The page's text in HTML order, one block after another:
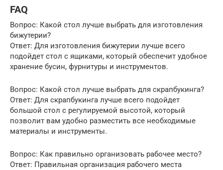
FAQ
Вопрос: Какой стол лучше выбрать для изготовления
бижутерии?
Ответ: Для изготовления бижутерии лучше всего
подойдет стол с ящиками, который обеспечит удобное
хранение бусин, фурнитуры и инструментов.
Вопрос: Какой стол лучше выбрать для скрапбукинга?
Ответ: Для скрапбукинга лучше всего подойдет
большой стол с регулируемой высотой, который
позволит вам удобно разместить все необходимые
материалы и инструменты.
Вопрос: Как правильно организовать рабочее место?
Ответ: Правильная организация рабочего места